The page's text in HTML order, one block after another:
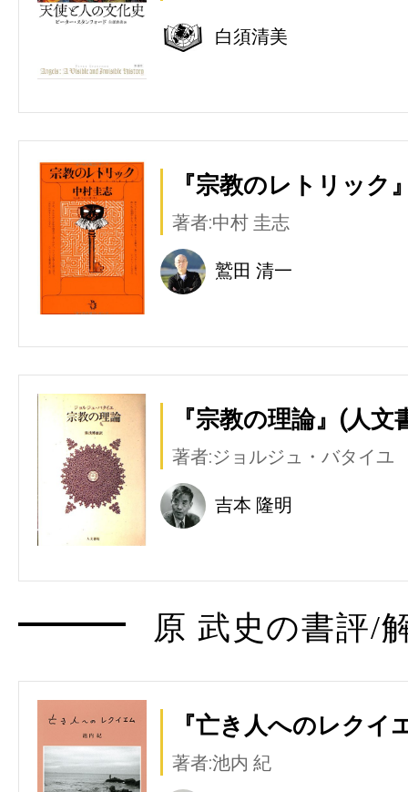
白須清美
『宗教のレトリック
著者:中村 圭志
鷲田 清一
『宗教の理論』(人文
著者:ジョルジュ・バタイユ
吉本 隆明
原 武史の書評/
『亡き人へのレクイ
著者:池内 紀